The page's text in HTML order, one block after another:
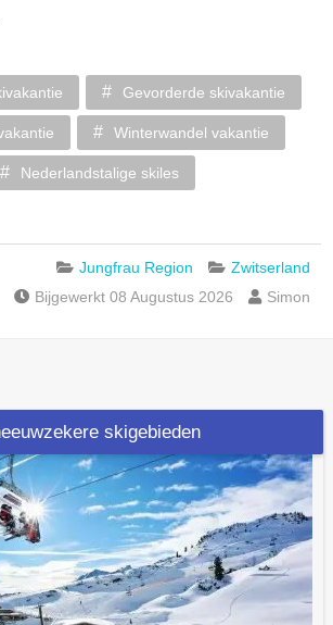
Gevorderde skivakantie
Winterwandel vakantie
Nederlandstalige skiles
Jungfrau Region
Zwitserland
Bijgewerkt 08 Augustus 2026
Simon
skigebieden